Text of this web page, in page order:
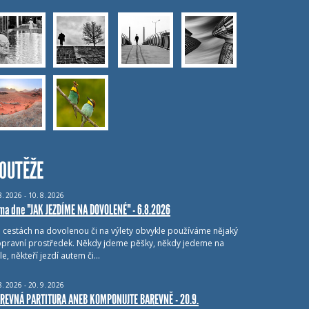
2026 - 10. 8. 2026
dne "JAK JEZDÍME NA DOVOLENÉ" - 6.8.2026
cestách na dovolenou či na výlety obvykle používáme nějaký
prostředek. Někdy jdeme pěšky, někdy jedeme na
někteří jezdí autem či…
2026 - 20. 9. 2026
PARTITURA ANEB KOMPONUJTE BAREVNĚ - 20.9.